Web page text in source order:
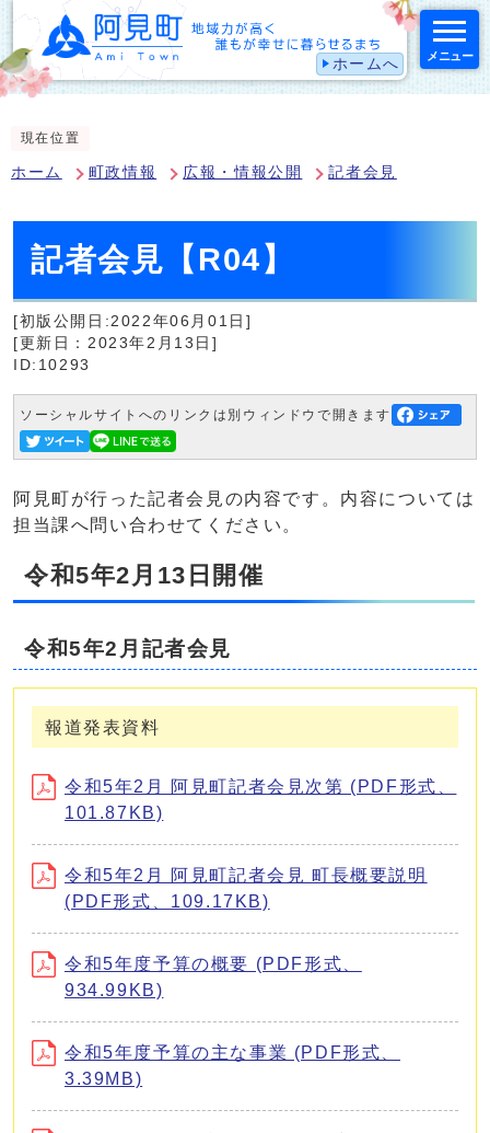
ホームへ メニュー
現在位置
ホーム 町政情報 広報・情報公開 記者会見
記者会見【R04】
[初版公開日:2022年06月01日]
[更新日：2023年2月13日]
ID:10293
ソーシャルサイトへのリンクは別ウィンドウで開きます
阿見町が行った記者会見の内容です。内容については
担当課へ問い合わせてください。
令和5年2月13日開催
令和5年2月記者会見
報道発表資料
令和5年2月 阿見町記者会見次第 (PDF形式、
101.87KB)
令和5年2月 阿見町記者会見 町長概要説明
(PDF形式、109.17KB)
令和5年度予算の概要 (PDF形式、
934.99KB)
令和5年度予算の主な事業 (PDF形式、
3.39MB)